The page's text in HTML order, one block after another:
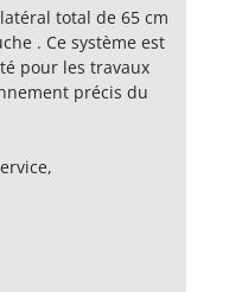
total de 65 cm
. Ce système est
pour les travaux
précis du